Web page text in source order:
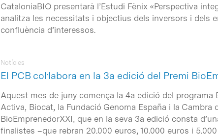
CataloniaBIO presentarà l’Estudi Fènix «Perspectiva
analitza les necessitats i objectius dels inversors i dels
confluència d’interessos.
El PCB col·labora en la 3a edició del Premi
Notícies
Aquest mes de juny comença la 4a edició del programa
Activa, Biocat, la Fundació Genoma España i la
BioEmprenedorXXI, que en la seva 3a edició consta
finalistes –que rebran 20.000 euros, 10.000 euros i